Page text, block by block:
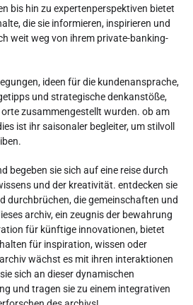
bis hin zu expertenperspektiven bietet
die sie informieren, inspirieren und
weit weg von ihrem private-banking-
ideen für die kundenansprache,
und strategische denkanstöße,
zusammengestellt wurden. ob am
ist ihr saisonaler begleiter, um stilvoll
begeben sie sich auf eine reise durch
und der kreativität. entdecken sie
durchbrüchen, die gemeinschaften und
archiv, ein zeugnis der bewahrung
für künftige innovationen, bietet
für inspiration, wissen oder
wächst es mit ihren interaktionen
sich an dieser dynamischen
und tragen sie zu einem integrativen